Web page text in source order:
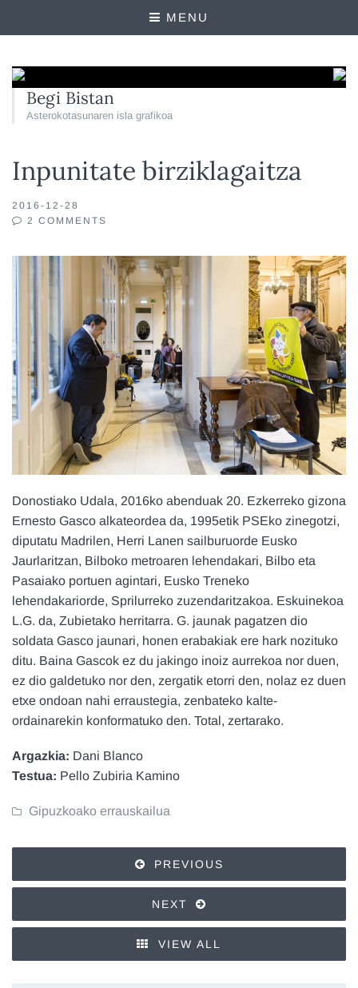
MENU
Begi Bistan
Asterokotasunaren isla grafikoa
Inpunitate birziklagaitza
2016-12-28
2 COMMENTS
Donostiako Udala, 2016ko abenduak 20. Ezkerreko gizona
Ernesto Gasco alkateordea da, 1995etik PSEko zinegotzi,
diputatu Madrilen, Herri Lanen sailburuorde Eusko
Jaurlaritzan, Bilboko metroaren lehendakari, Bilbo eta
Pasaiako portuen agintari, Eusko Treneko
lehendakariorde, Sprilurreko zuzendaritzakoa. Eskuinekoa
L.G. da, Zubietako herritarra. G. jaunak pagatzen dio
soldata Gasco jaunari, honen erabakiak ere hark nozituko
ditu. Baina Gascok ez du jakingo inoiz aurrekoa nor duen,
ez dio galdetuko nor den, zergatik etorri den, nolaz ez duen
etxe ondoan nahi erraustegia, zenbateko kalte-
ordainarekin konformatuko den. Total, zertarako.
Argazkia: Dani Blanco
Testua: Pello Zubiria Kamino
Gipuzkoako errauskailua
PREVIOUS
NEXT
VIEW ALL